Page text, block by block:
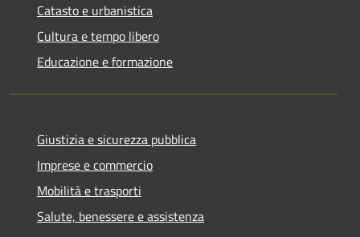
Catasto e urbanistica
Cultura e tempo libero
Educazione e formazione
Giustizia e sicurezza pubblica
Imprese e commercio
Mobilità e trasporti
Salute, benessere e assistenza